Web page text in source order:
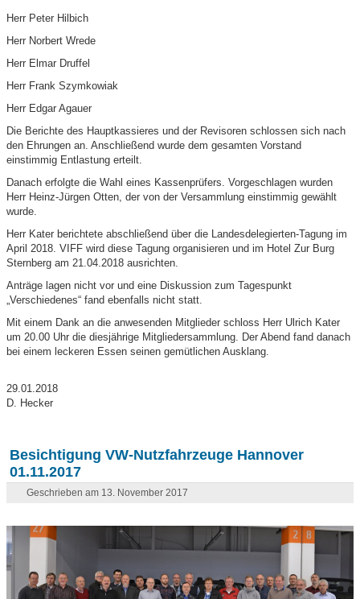
Herr Peter Hilbich
Herr Norbert Wrede
Herr Elmar Druffel
Herr Frank Szymkowiak
Herr Edgar Agauer
Die Berichte des Hauptkassieres und der Revisoren schlossen sich nach
den Ehrungen an. Anschließend wurde dem gesamten Vorstand
einstimmig Entlastung erteilt.
Danach erfolgte die Wahl eines Kassenprüfers. Vorgeschlagen wurden
Herr Heinz-Jürgen Otten, der von der Versammlung einstimmig gewählt
wurde.
Herr Kater berichtete abschließend über die Landesdelegierten-Tagung im
April 2018. VIFF wird diese Tagung organisieren und im Hotel Zur Burg
Sternberg am 21.04.2018 ausrichten.
Anträge lagen nicht vor und eine Diskussion zum Tagespunkt
„Verschiedenes“ fand ebenfalls nicht statt.
Mit einem Dank an die anwesenden Mitglieder schloss Herr Ulrich Kater
um 20.00 Uhr die diesjährige Mitgliedersammlung. Der Abend fand danach
bei einem leckeren Essen seinen gemütlichen Ausklang.
29.01.2018
D. Hecker
Besichtigung VW-Nutzfahrzeuge Hannover
01.11.2017
Geschrieben am 13. November 2017